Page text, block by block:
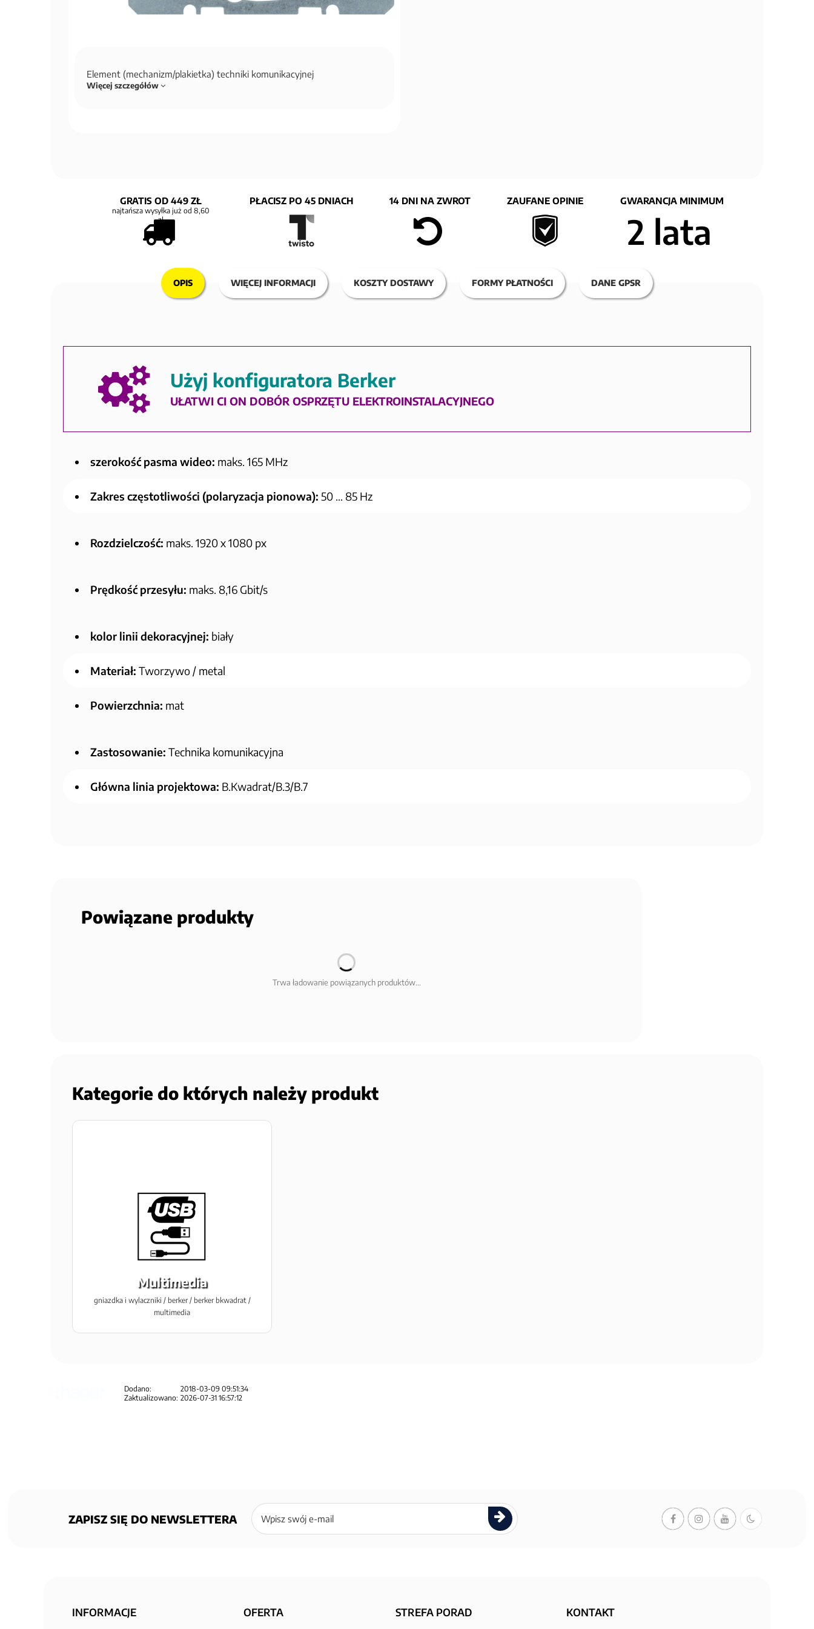
Element (mechanizm/plakietka) techniki komunikacyjnej
Więcej szczegółów
GRATIS OD 449 ZŁ
najtańsza wysyłka już od 8,60
zł
PŁACISZ PO 45 DNIACH 14 DNI NA ZWROT ZAUFANE OPINIE GWARANCJA MINIMUM
2 lata
OPIS WIĘCEJ INFORMACJI KOSZTY DOSTAWY FORMY PŁATNOŚCI DANE GPSR
Użyj konfiguratora Berker
UŁATWI CI ON DOBÓR OSPRZĘTU ELEKTROINSTALACYJNEGO
szerokość pasma wideo: maks. 165 MHz
Zakres częstotliwości (polaryzacja pionowa): 50 … 85 Hz
Rozdzielczość: maks. 1920 x 1080 px
Prędkość przesyłu: maks. 8,16 Gbit/s
kolor linii dekoracyjnej: biały
Materiał: Tworzywo / metal
Powierzchnia: mat
Zastosowanie: Technika komunikacyjna
Główna linia projektowa: B.Kwadrat/B.3/B.7
Powiązane produkty
Trwa ładowanie powiązanych produktów...
Kategorie do których należy produkt
Multimedia
gniazdka i wylaczniki / berker / berker bkwadrat /
multimedia
Dodano:
2018-03-09 09:51:34
Zaktualizowano: 2026-07-31 16:57:12
ZAPISZ SIĘ DO NEWSLETTERA
Zapisz
się
newslettera
INFORMACJE OFERTA STREFA PORAD KONTAKT